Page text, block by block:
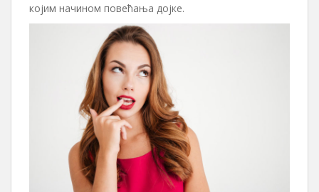
којим начином повећања дојке.